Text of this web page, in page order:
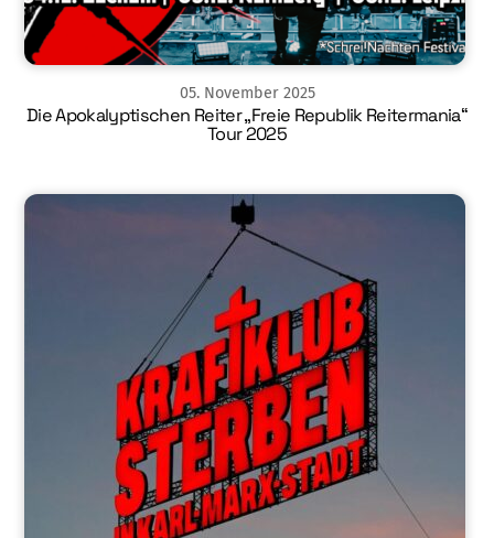
05. November 2025
Die Apokalyptischen Reiter „Freie Republik Reitermania“
Tour 2025